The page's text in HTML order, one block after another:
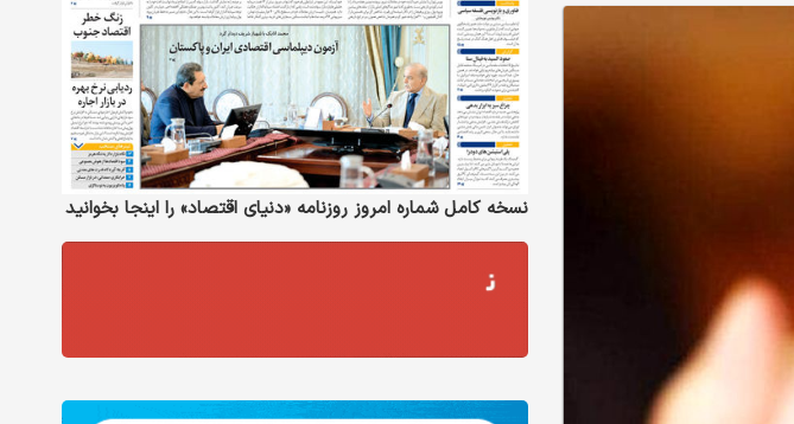
نسخه کامل شماره امروز روزنامه «دنیای‌ اقتصاد» را اینجا بخوانید